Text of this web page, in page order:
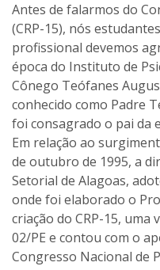
Antes de falarmos do
(CRP-15), nós
profissional devemos
época do Instituto de
Cônego Teófanes
conhecido como Padre
foi consagrado o pai da
Em relação ao
de outubro de 1995, a
Setorial de Alagoas,
onde foi elaborado o
criação do CRP-15, uma
02/PE e contou com o
Congresso Nacional de